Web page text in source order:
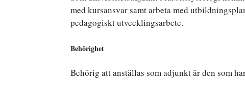
med kursansvar samt arbeta med
pedagogiskt utvecklingsarbete.
Behörighet
Behörig att anställas som adjunkt är den som